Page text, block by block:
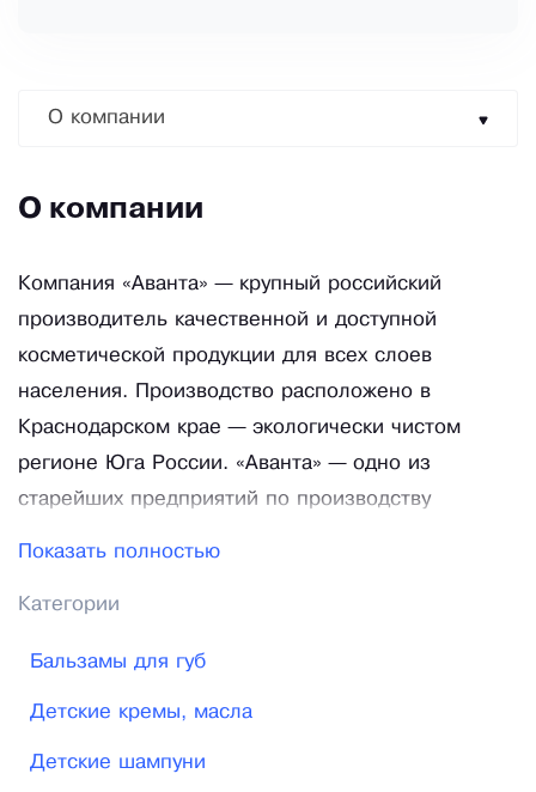
О компании
О компании
Компания «Аванта» — крупный российский
производитель качественной и доступной
косметической продукции для всех слоев
населения. Производство расположено в
Краснодарском крае — экологически чистом
регионе Юга России. «Аванта» — одно из
старейших предприятий по производству
фабрике исполнилось 75 лет!Сегодня «Аванта» —
высокопроизводительным оборудованием. Все
процессы производства, от разработки продуктов
Показать полностью
Категории
Бальзамы для губ
Детские кремы, масла
Детские шампуни